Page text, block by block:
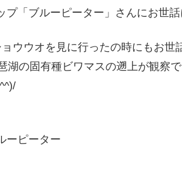
「ブルーピーター」さんにお世話
ウウオを見に行ったの時にもお世
湖の固有種ビワマスの遡上が観察
ーピーター